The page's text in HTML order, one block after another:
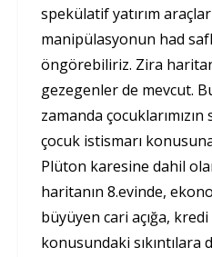
spekülatif yatırım
manipülasyonun had
öngörebiliriz. Zira
gezegenler de mevcut.
zamanda çocuklarımızın
çocuk istismarı
Plüton karesine dahil
haritanın 8.evinde,
büyüyen cari açığa,
konusundaki sıkıntılara